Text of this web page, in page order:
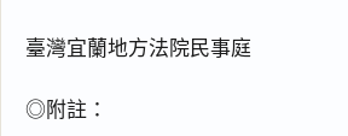
臺灣宜蘭地方法院民事庭
◎附註：